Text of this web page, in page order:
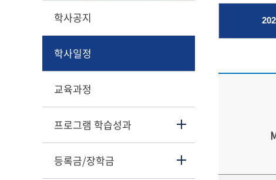
학사공지
학사일정
교육과정
프로그램 학습성과
등록금/장학금